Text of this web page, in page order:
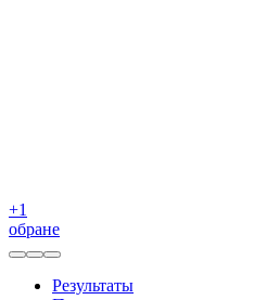
+1
обране
Результаты